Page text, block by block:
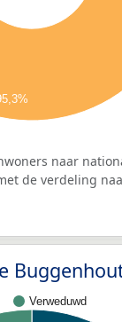
naar
de verdeling
Verweduwd